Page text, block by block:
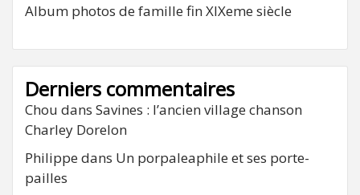
Album photos de famille fin XIXeme siècle
Derniers commentaires
Chou dans Savines : l’ancien village chanson
Charley Dorelon
Philippe dans Un porpaleaphile et ses porte-
pailles